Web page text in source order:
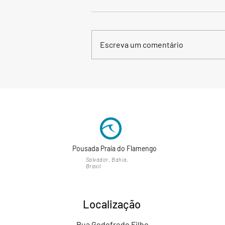
Escreva um comentário
Pousada Praia do Flamengo
Salvador, Bahia,
Brasil
Localização